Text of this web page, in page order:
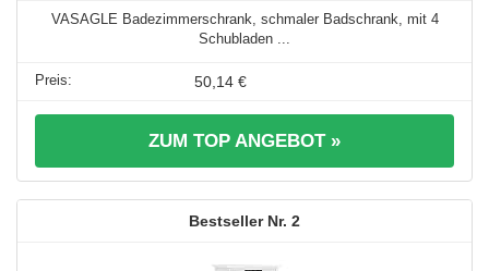
VASAGLE Badezimmerschrank, schmaler Badschrank, mit 4
Schubladen ...
50,14 €
ZUM TOP ANGEBOT »
2